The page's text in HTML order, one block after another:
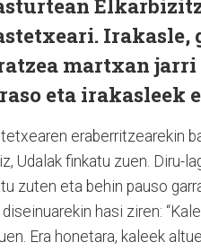
Irakasle,
martxan
eta irakasleek
eraberritzearekin
Udalak finkatu zuen. Diru-
zuten eta behin pauso
hasi ziren:
Era honetara, kaleek